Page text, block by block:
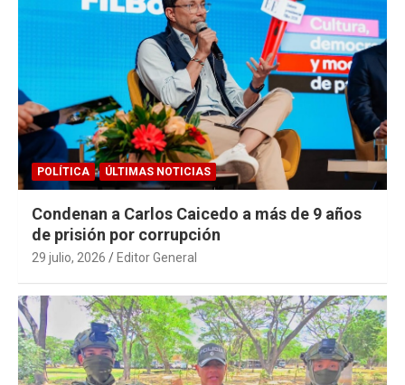
POLÍTICA ÚLTIMAS NOTICIAS
Condenan a Carlos Caicedo a más de 9 años
de prisión por corrupción
29 julio, 2026 Editor General